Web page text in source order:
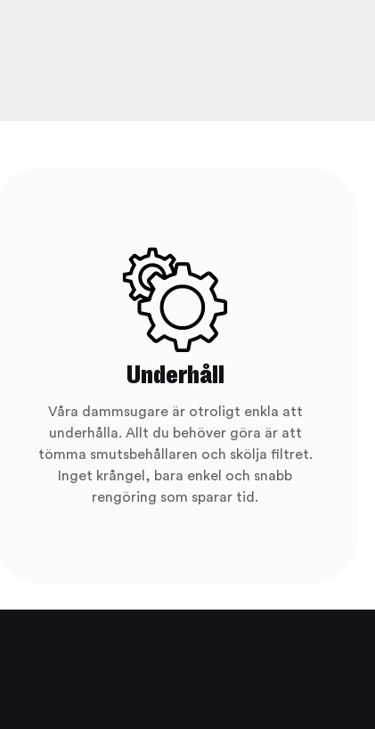
Underhåll
Våra dammsugare är otroligt enkla att
underhålla. Allt du behöver göra är att
tömma smutsbehållaren och skölja filtret.
Inget krångel, bara enkel och snabb
rengöring som sparar tid.